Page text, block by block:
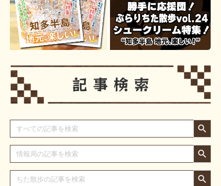
Search
for:
Search Button
Search
for:
Search Button
Search
for:
Search Button